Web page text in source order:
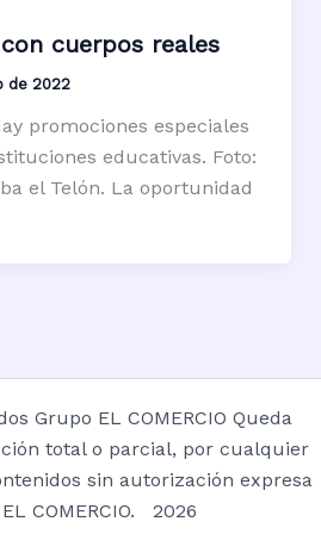
cuerpos reales
de 2022
promociones especiales
educativas. Foto:
el Telón. La oportunidad
Grupo EL COMERCIO Queda
total o parcial, por cualquier
sin autorización expresa
COMERCIO. 2026